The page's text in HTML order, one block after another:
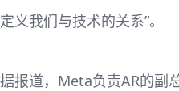
定义我们与技术的关系”。
据报道，Meta负责AR的副